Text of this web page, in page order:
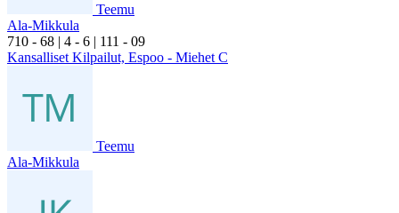
Teemu
Ala-Mikkula
710 - 68 | 4 - 6 | 111 - 09
Kansalliset Kilpailut, Espoo - Miehet C
Teemu
Ala-Mikkula